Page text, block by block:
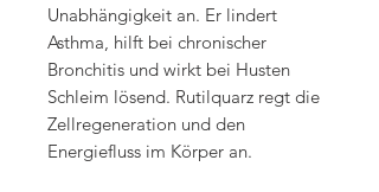
Unabhängigkeit an. Er lindert
Asthma, hilft bei chronischer
Bronchitis und wirkt bei Husten
Schleim lösend. Rutilquarz regt die
Zellregeneration und den
Energiefluss im Körper an.